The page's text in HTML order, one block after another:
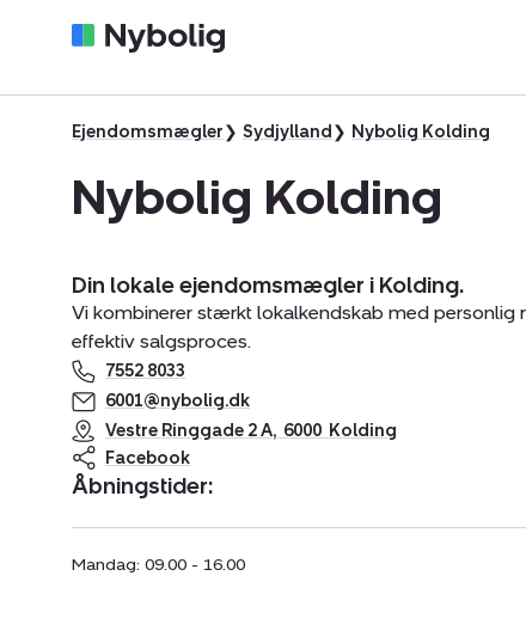
Ejendomsmægler Sydjylland Nybolig Kolding
Nybolig Kolding
Din lokale ejendomsmægler i Kolding.
Vi kombinerer stærkt lokalkendskab med personlig
effektiv salgsproces.
7552 8033
6001@nybolig.dk
Vestre Ringgade 2 A, 6000 Kolding
Facebook
Åbningstider:
Mandag: 09.00 - 16.00